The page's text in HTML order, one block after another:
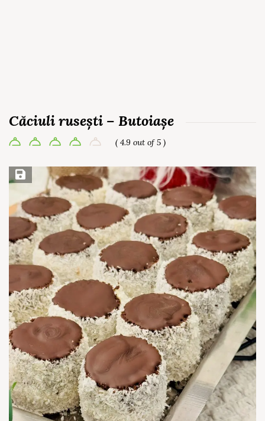
Căciuli rusești – Butoiașe
( 4.9 out of 5 )
Save Recipe